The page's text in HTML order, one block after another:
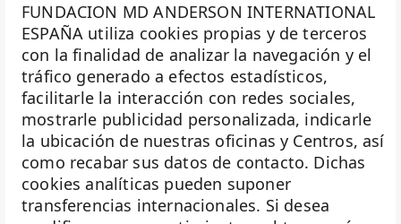
FUNDACION MD ANDERSON INTERNATIONAL
ESPAÑA utiliza cookies propias y de terceros
con la finalidad de analizar la navegación y el
tráfico generado a efectos estadísticos,
facilitarle la interacción con redes sociales,
mostrarle publicidad personalizada, indicarle
la ubicación de nuestras oficinas y Centros, así
como recabar sus datos de contacto. Dichas
cookies analíticas pueden suponer
transferencias internacionales. Si desea
La Fundación MD Anderson España - Hospiten es
miembro de laAsociación Española de Fundaciones
Investigación
Biobanco
Docencia